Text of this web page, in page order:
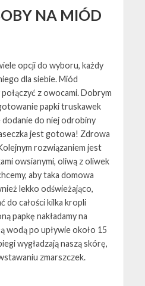
NA MIÓD
opcji do wyboru, każdy
dla siebie. Miód
z owocami. Dobrym
papki truskawek
dodanie do niej odrobiny
jest gotowa! Zdrowa
rozwiązaniem jest
owsianymi, oliwą z oliwek
aby taka domowa
lekko odświeżająco,
do całości kilka kropli
papkę nakładamy na
wodą po upływie około 15
wygładzają naszą skórę,
zmarszczek.